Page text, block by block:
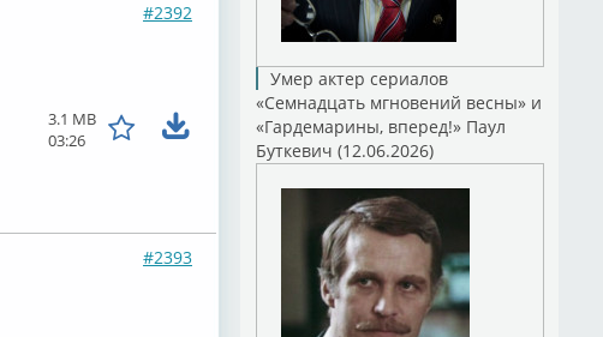
#2392
3.1 MB
03:26
#2393
Умер актер сериалов
«Семнадцать мгновений весны» и
«Гардемарины, вперед!» Паул
Буткевич (12.06.2026)